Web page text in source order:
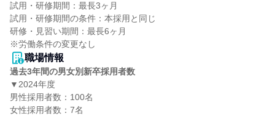
試用・研修期間：最長3ヶ月
試用・研修期間の条件：本採用と同じ
研修・見習い期間：最長6ヶ月
職場情報
過去3年間の男女別新卒採用者数
▼2024年度
男性採用者数：100名
女性採用者数：7名